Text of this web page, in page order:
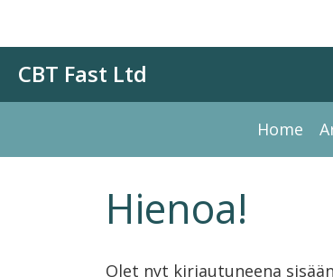
CBT Fast Ltd
Home
Hienoa!
Olet nyt kirjautuneena